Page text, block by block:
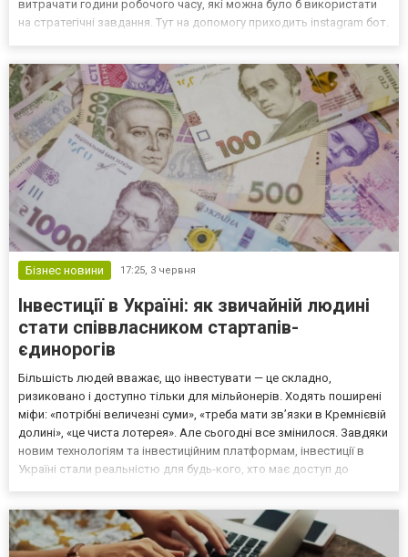
витрачати години робочого часу, які можна було б використати
на стратегічні завдання. Тут на допомогу приходить instagram бот.
Бізнес новини 17:25, 3 червня
Інвестиції в Україні: як звичайній людині
стати співвласником стартапів-
єдинорогів
Більшість людей вважає, що інвестувати — це складно,
ризиковано і доступно тільки для мільйонерів. Ходять поширені
міфи: «потрібні величезні суми», «треба мати зв’язки в Кремнієвій
долині», «це чиста лотерея». Але сьогодні все змінилося. Завдяки
новим технологіям та інвестиційним платформам, інвестиції в
Україні стали реальністю для будь-кого, хто має доступ до